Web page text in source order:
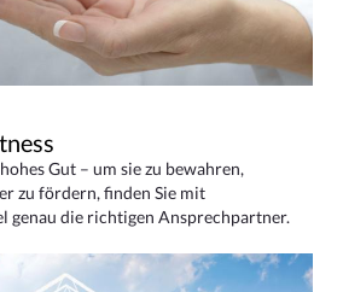
Gut – um sie zu bewahren,
zu fördern, finden Sie mit
genau die richtigen Ansprechpartner.